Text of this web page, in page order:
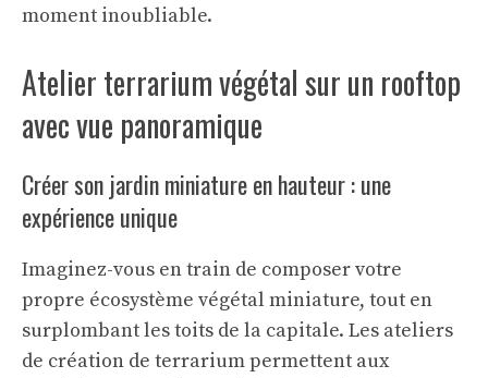
moment inoubliable.
Atelier terrarium végétal sur un rooftop
avec vue panoramique
Créer son jardin miniature en hauteur : une
expérience unique
Imaginez-vous en train de composer votre
propre écosystème végétal miniature, tout en
surplombant les toits de la capitale. Les ateliers
de création de terrarium permettent aux